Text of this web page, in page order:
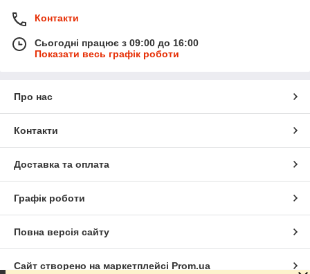
Контакти
Сьогодні працює з 09:00 до 16:00
Показати весь графік роботи
Про нас
Контакти
Доставка та оплата
Графік роботи
Повна версія сайту
Сайт створено на маркетплейсі Prom.ua